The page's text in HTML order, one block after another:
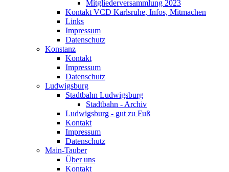
Mitgliederversammlung 2023
Kontakt VCD Karlsruhe, Infos, Mitmachen
Links
Impressum
Datenschutz
Konstanz
Kontakt
Impressum
Datenschutz
Ludwigsburg
Stadtbahn Ludwigsburg
Stadtbahn - Archiv
Ludwigsburg - gut zu Fuß
Kontakt
Impressum
Datenschutz
Main-Tauber
Über uns
Kontakt